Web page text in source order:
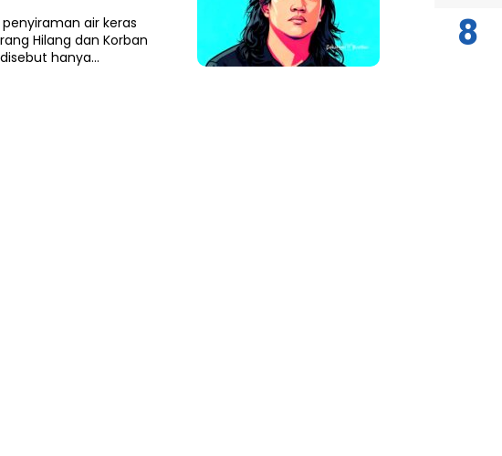
air keras
Hilang dan Korban
hanya…
OSIS SMAN 1
PSHK: Pidana
Yudi Abrimantyo
(BAIS) TNI, menjadi
terhadap…
air keras
(Kapoksi) PDIP Komisi
keterlibatan sipil di